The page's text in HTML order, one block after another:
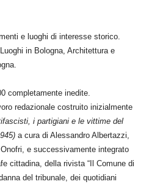
e luoghi di interesse storico.
in Bologna, Architettura e
completamente inedite.
redazionale costruito inizialmente
i partigiani e le vittime del
a cura di Alessandro Albertazzi,
e successivamente integrato
cittadina, della rivista “Il Comune di
del tribunale, dei quotidiani